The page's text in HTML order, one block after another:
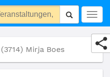
(3714) Mirja Boes